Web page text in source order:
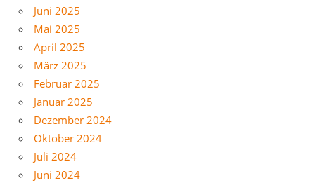
Juni 2025
Mai 2025
April 2025
März 2025
Februar 2025
Januar 2025
Dezember 2024
Oktober 2024
Juli 2024
Juni 2024